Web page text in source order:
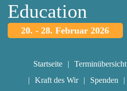
Education
20. - 28. Februar 2026
Startseite Terminübersicht
Kraft des Wir
Spenden